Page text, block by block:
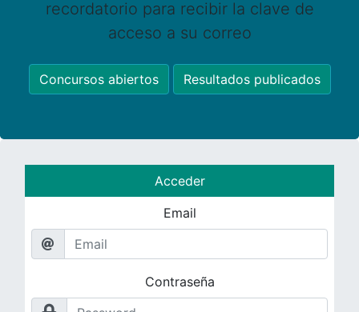
recordatorio para recibir la clave de
acceso a su correo
Concursos abiertos Resultados publicados
Acceder
Email
Contraseña